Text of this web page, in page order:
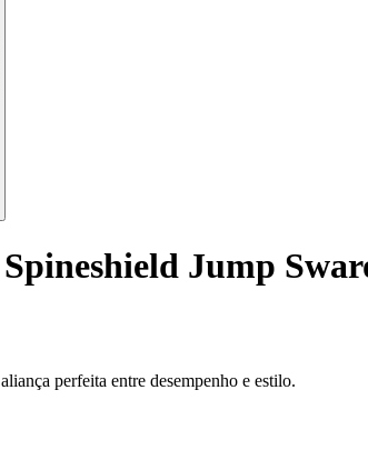
Jump
perfeita entre desempenho e estilo.